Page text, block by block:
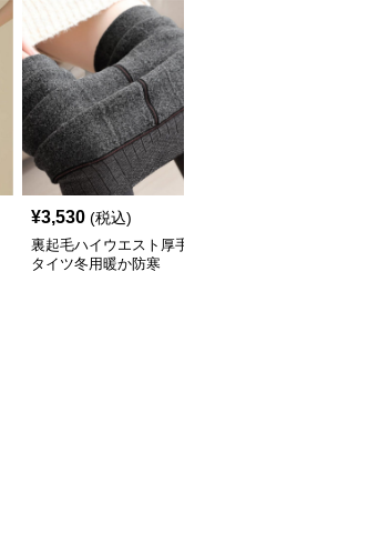
¥3,530 (税込)
裏起毛ハイウエスト厚手
タイツ冬用暖か防寒